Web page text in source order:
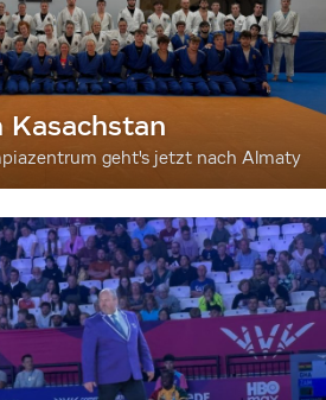
Kasachstan
geht's jetzt nach Almaty